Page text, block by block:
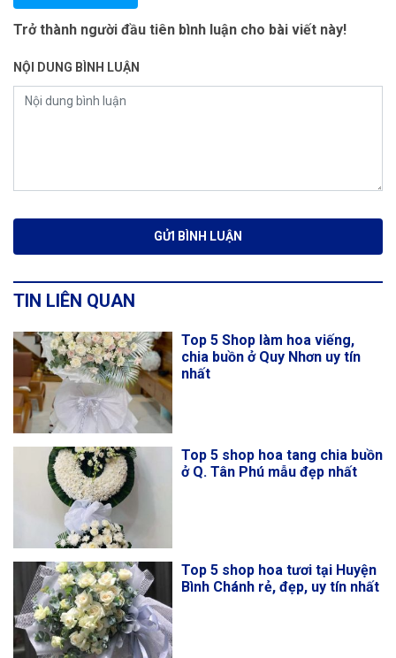
Trở thành người đầu tiên bình luận cho bài viết này!
NỘI DUNG BÌNH LUẬN
TIN LIÊN QUAN
Top 5 Shop làm hoa viếng,
chia buồn ở Quy Nhơn uy tín
nhất
Top 5 shop hoa tang chia buồn
ở Q. Tân Phú mẫu đẹp nhất
Top 5 shop hoa tươi tại Huyện
Bình Chánh rẻ, đẹp, uy tín nhất